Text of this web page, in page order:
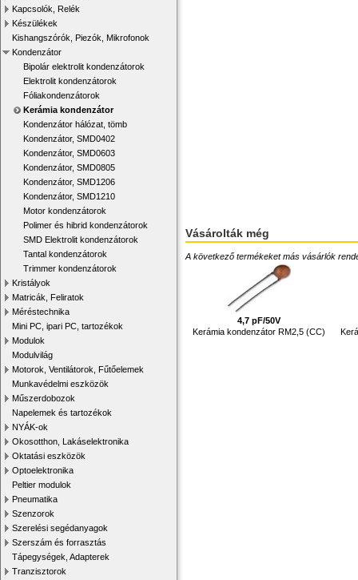
Kapcsolók, Relék
Készülékek
Kishangszórók, Piezók, Mikrofonok
Kondenzátor
Bipolár elektrolit kondenzátorok
Elektrolit kondenzátorok
Fóliakondenzátorok
Kerámia kondenzátor
Kondenzátor hálózat, tömb
Kondenzátor, SMD0402
Kondenzátor, SMD0603
Kondenzátor, SMD0805
Kondenzátor, SMD1206
Kondenzátor, SMD1210
Motor kondenzátorok
Polimer és hibrid kondenzátorok
SMD Elektrolit kondenzátorok
Tantal kondenzátorok
Trimmer kondenzátorok
Kristályok
Matricák, Feliratok
Méréstechnika
Mini PC, ipari PC, tartozékok
Modulok
Modulvilág
Motorok, Ventilátorok, Fűtőelemek
Munkavédelmi eszközök
Műszerdobozok
Napelemek és tartozékok
NYÁK-ok
Okosotthon, Lakáselektronika
Oktatási eszközök
Optoelektronika
Peltier modulok
Pneumatika
Szenzorok
Szerelési segédanyagok
Szerszám és forrasztás
Tápegységek, Adapterek
Tranzisztorok
Vásárolták még
A következő termékeket más vásárlók
4,7 pF/50V
Kerámia kondenzátor RM2,5 (CC)